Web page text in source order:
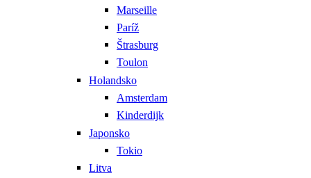
Marseille
Paríž
Štrasburg
Toulon
Holandsko
Amsterdam
Kinderdijk
Japonsko
Tokio
Litva